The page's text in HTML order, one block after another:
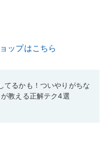
ップはこちら
てるかも！ついやりがちな
教える正解テク4選